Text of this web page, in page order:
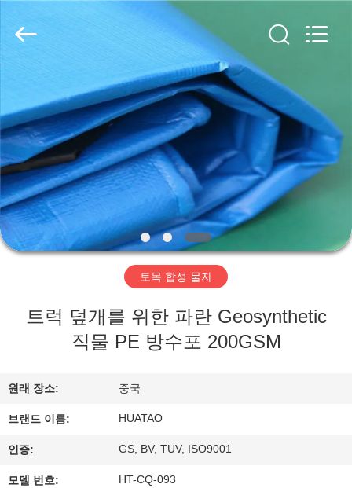
제
품
우
리
여
공
장
2020
HUATAO
LOVER
토목 합성 물자
트럭 덮개를 위한 파란 Geosynthetic
직물 PE 방수포 200GSM
원래 장소: 중국
브랜드 이름: HUATAO
인증: GS, BV, TUV, ISO9001
모델 번호: HT-CQ-093